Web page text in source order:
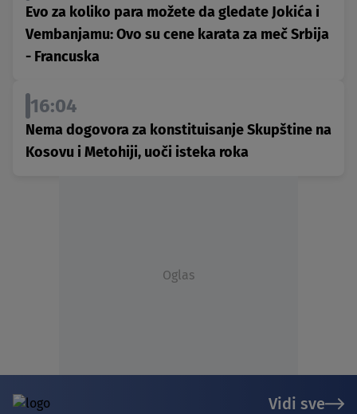
Evo za koliko para možete da gledate Jokića i
Vembanjamu: Ovo su cene karata za meč Srbija
- Francuska
16:04
Nema dogovora za konstituisanje Skupštine na
Kosovu i Metohiji, uoči isteka roka
Oglas
Vidi sve